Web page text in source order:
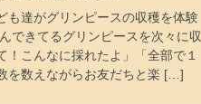
も達がグリンピースの収穫を体験
できてるグリンピースを次々に収
！こんなに採れたよ」「全部で１
を数えながらお友だちと楽 […]